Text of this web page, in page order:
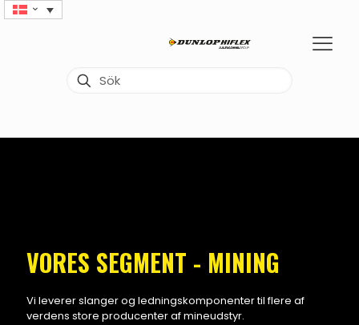
VORES SEGMENT - MINING
Vi leverer slanger og ledningskomponenter til flere af
verdens store producenter af mineudstyr.